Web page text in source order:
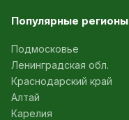
Популярные регионы
Подмосковье
Ленинградская обл.
Краснодарский край
Алтай
Карелия